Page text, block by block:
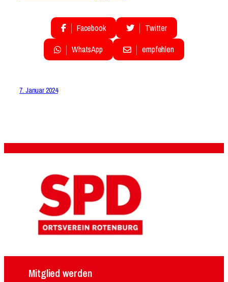
Facebook
Twitter
WhatsApp
empfehlen
7. Januar 2024
Mitglied werden